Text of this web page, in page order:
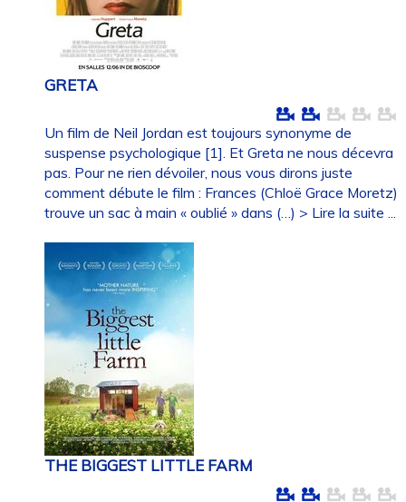
GRETA
Un film de Neil Jordan est toujours synonyme de
suspense psychologique [1]. Et Greta ne nous décevra
pas. Pour ne rien dévoiler, nous vous dirons juste
comment débute le film : Frances (Chloë Grace Moretz)
trouve un sac à main « oublié » dans (…) > Lire la suite ...
THE BIGGEST LITTLE FARM